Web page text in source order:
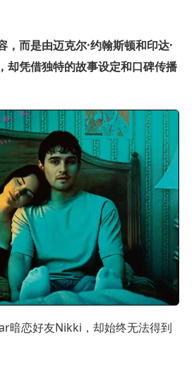
，而是由迈克尔·约翰斯顿和印达·
却凭借独特的故事设定和口碑传播
暗恋好友Nikki，却始终无法得到